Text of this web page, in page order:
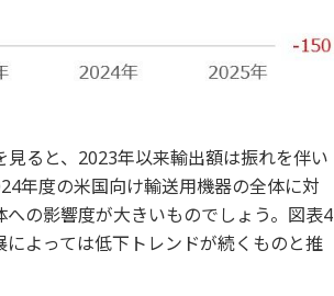
ると、2023年以来輸出額は振れを伴い
年度の米国向け輸送用機器の全体に対
の影響度が大きいものでしょう。図表4
よっては低下トレンドが続くものと推